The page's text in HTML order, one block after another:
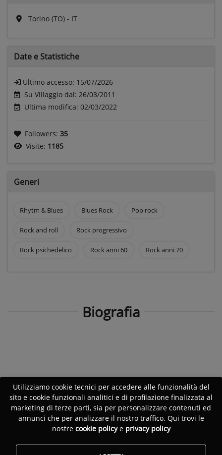
Torino (TO) - IT
Date e Statistiche
Ultimo accesso: 15/07/2026
Su Villaggio dal: 26/03/2011
Ultima modifica: 02/03/2022
Followers: 35
Visite: 1185
Generi
Rhytm & Blues Blues Rock Pop rock
Rock and roll Rock progressivo
Rock psichedelico Rock anni 60 Rock anni 70
Biografia
Utilizziamo cookie tecnici per accedere alle funzionalità del
sito e cookie funzionali analitici e di profilazione finalizzata al
marketing di terze parti, sia per personalizzare contenuti ed
annunci che per analizzare il nostro traffico. Qui trovi le
nostre cookie policye privacy policy